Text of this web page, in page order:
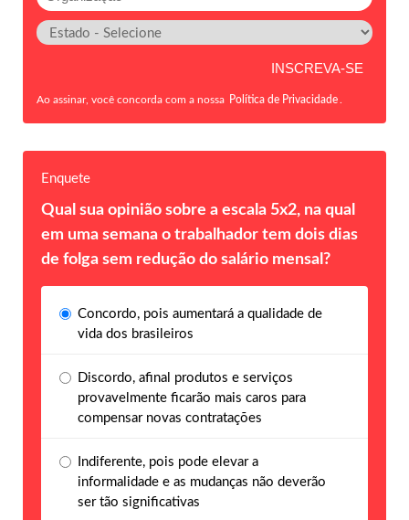
Ao assinar, você concorda com a nossa Política de Privacidade
Enquete
Qual sua opinião sobre a escala 5x2, na qual
em uma semana o trabalhador tem dois dias
de folga sem redução do salário mensal?
Concordo, pois aumentará a qualidade de
vida dos brasileiros
Discordo, afinal produtos e serviços
provavelmente ficarão mais caros para
compensar novas contratações
Indiferente, pois pode elevar a
informalidade e as mudanças não deverão
ser tão significativas